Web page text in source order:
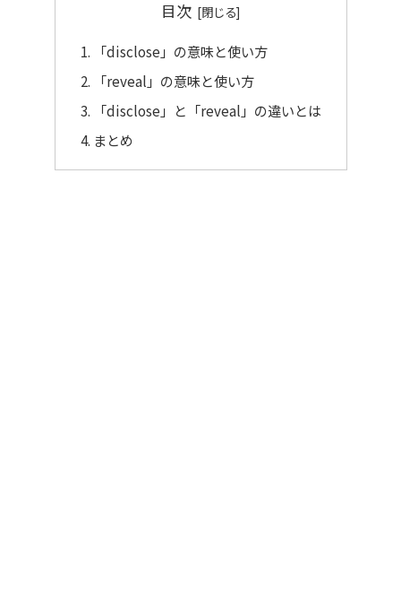
目次
「disclose」の意味と使い方
「reveal」の意味と使い方
「disclose」と「reveal」の違いとは
まとめ